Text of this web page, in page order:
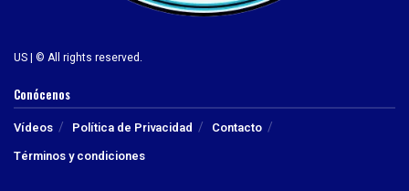
US | © All rights reserved.
Conócenos
Vídeos Política de Privacidad
Contacto
Términos y condiciones